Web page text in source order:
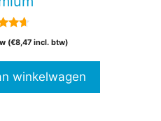
5
(€8,47incl. btw)
winkelwagen